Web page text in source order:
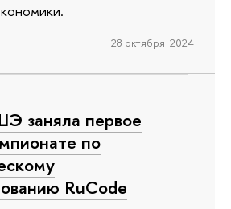
28 октября 2024
заняла первое
по
RuCode